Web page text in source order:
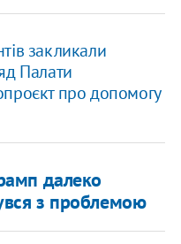
закликали
Палати
про допомогу
далеко
з проблемою